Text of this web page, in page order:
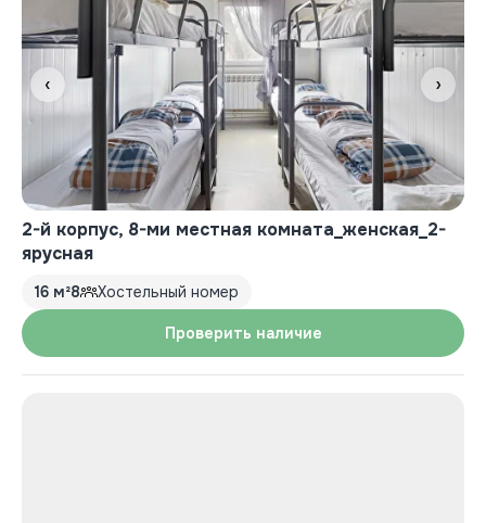
‹ ›
2-й корпус, 8-ми местная комната_женская_2-
ярусная
16 м²8 Хостельный номер
Проверить наличие